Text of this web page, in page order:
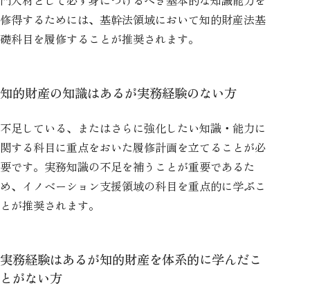
修得するためには、基幹法領域において知的財産法基
礎科目を履修することが推奨されます。
知的財産の知識はあるが実務経験のない方
不足している、またはさらに強化したい知識・能力に
関する科目に重点をおいた履修計画を立てることが必
要です。実務知識の不足を補うことが重要であるた
め、イノベーション支援領域の科目を重点的に学ぶこ
とが推奨されます。
実務経験はあるが知的財産を体系的に学んだこ
とがない方